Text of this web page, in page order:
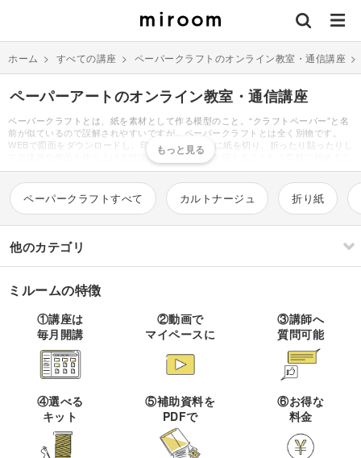
ホーム > すべての講座 > ペーパークラフトのオンライン教室・通信講座
ペーパーアートのオンライン教室・通信講座
ペーパークラフトとは、紙を素材として作る模型のこと。“クラフトペーパー”と名
前が似ているので誤解されやすいですが、ペーパークラフトとは全く別物です。
WEBで図面をダウンロードし、印刷した図面通りに紙を切り、折ったり貼ったりし
て立体的な作品を作り上げる技法で、特別な道具を揃えることなく気軽に始めるこ
とが出来るのが最大の魅力ともいえます。素材は紙だけにも関わらず、立体的で繊
細な作品が仕上がるので作るのも飾るのも楽しく、人気を集めています。作品とし
て人気なのが犬や猫、鳥、昆虫、魚、恐竜などの動物や駅、家などのミニチュア建
物、トラックや消防車などの乗り物です。また、ポケモン、マイクラ、マリオ、鬼
滅の刃、エヴァンゲリオンなどのアニメ・ゲームキャラクターの作品を作ることも
できます。作り方は、まずWEB上で好きな図案を探し印刷しましょう。プリンター
メーカーのエプソンやキャノンのサイトにも無料図面がたくさん配布されていま
す。印刷用紙はフォトマット紙など厚みのあるものがおすすめです。あとは、印刷
されたものを図面通りにハサミで切り、のりやテープで説明書通り貼り付けるだけ
がでしょうか。
ペーパークラフトすべて カルトナージュ 折り紙
他のカテゴリ
刺繍
すべて
その他刺繍
すべて
かぎ針編み
ソーイング
すべて
パッチワーク
イラスト・絵画
すべて
デッサン
クラフト
すべて
すべて
ネイル
ミルームの特徴
①講座は
毎月開講
②動画で
マイペースに
③講師へ
質問可能
④選べる
キット
⑤補助資料を
PDFで
⑥お得な
料金